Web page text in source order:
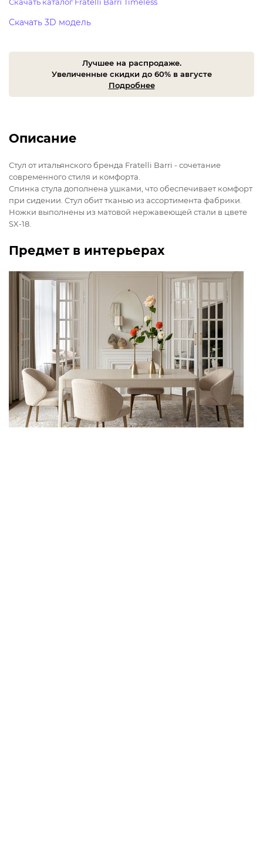
Скачать 3D модель
Лучшее на распродаже.
Увеличенные скидки до 60% в августе
Подробнее
Описание
Стул от итальянского бренда Fratelli Barri - сочетание
современного стиля и комфорта.
Спинка стула дополнена ушками, что обеспечивает комфорт
при сидении. Стул обит тканью из ассортимента фабрики.
Ножки выполнены из матовой нержавеющей стали в цвете
SX-18.
Предмет в интерьерах